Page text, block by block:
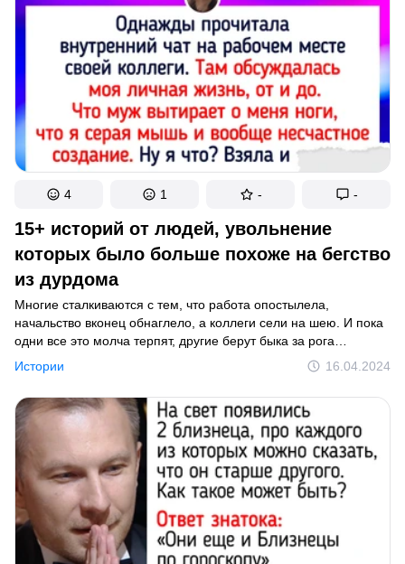
15+ историй от людей, увольнение
которых было больше похоже на бегство
из дурдома
Истории 16.04.2024
Многие сталкиваются с тем, что работа опостылела,
начальство вконец обнаглело, а коллеги сели на шею. И пока
одни все это молча терпят, другие берут быка за рога
и красиво хлопают дверью.
4 1 - -
Cookies
Условия использования
Карта сайта
Согласие на использование данных
© 2014–2026TheSoul Publishing.
Все права защищены. Полное или частичное копирование материалов
сайта без согласования с редакцией запрещено.